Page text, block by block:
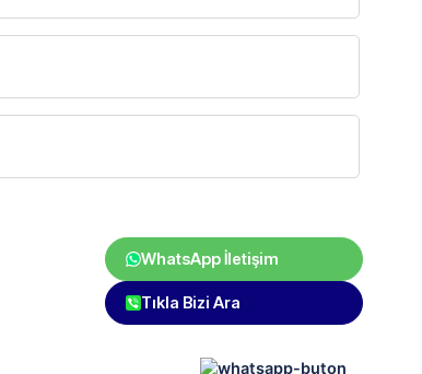
WhatsApp İletişim
Tıkla Bizi Ara